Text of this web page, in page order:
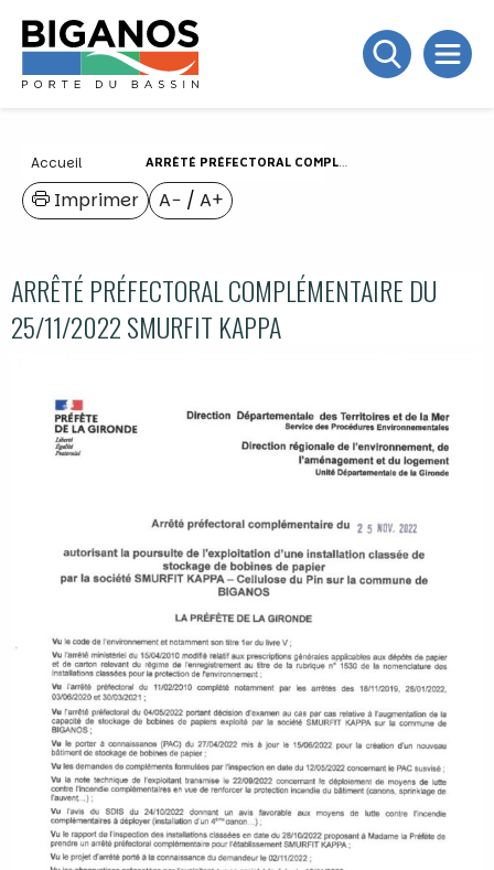
Accueil ARRÊTÉ PRÉFECTORAL COMPLÉMENTAIRE DU 25/11/2022 SMURFIT KAPPA
A− / A+
Imprimer
ARRÊTÉ PRÉFECTORAL COMPLÉMENTAIRE DU
25/11/2022 SMURFIT KAPPA